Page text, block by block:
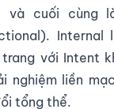
và cuối cùng
Internal
với Intent
nghiệm liền
tổng thể.